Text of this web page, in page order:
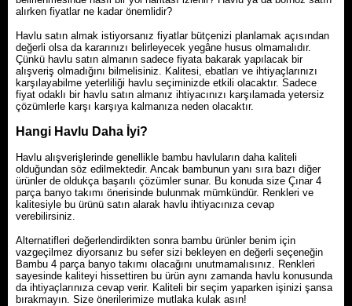
alırken fiyatlar ne kadar önemlidir?
Havlu satın almak istiyorsanız fiyatlar bütçenizi planlamak açısından
değerli olsa da kararınızı belirleyecek yegâne husus olmamalıdır.
Çünkü havlu satın almanın sadece fiyata bakarak yapılacak bir
alışveriş olmadığını bilmelisiniz. Kalitesi, ebatları ve ihtiyaçlarınızı
karşılayabilme yeterliliği havlu seçiminizde etkili olacaktır. Sadece
fiyat odaklı bir havlu satın almanız ihtiyacınızı karşılamada yetersiz
çözümlerle karşı karşıya kalmanıza neden olacaktır.
Hangi Havlu Daha İyi?
Havlu alışverişlerinde genellikle bambu havluların daha kaliteli
olduğundan söz edilmektedir. Ancak bambunun yanı sıra bazı diğer
ürünler de oldukça başarılı çözümler sunar. Bu konuda size Çınar 4
parça banyo takımı önerisinde bulunmak mümkündür. Renkleri ve
kalitesiyle bu ürünü satın alarak havlu ihtiyacınıza cevap
verebilirsiniz.
Alternatifleri değerlendirdikten sonra bambu ürünler benim için
vazgeçilmez diyorsanız bu sefer sizi bekleyen en değerli seçeneğin
Bambu 4 parça banyo takımı olacağını unutmamalısınız. Renkleri
sayesinde kaliteyi hissettiren bu ürün aynı zamanda havlu konusunda
da ihtiyaçlarınıza cevap verir. Kaliteli bir seçim yaparken işinizi şansa
bırakmayın. Size önerilerimize mutlaka kulak asın!